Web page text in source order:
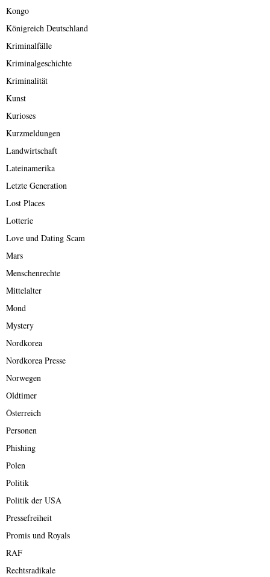
Kongo
Königreich Deutschland
Kriminalfälle
Kriminalgeschichte
Kriminalität
Kunst
Kurioses
Kurzmeldungen
Landwirtschaft
Lateinamerika
Letzte Generation
Lost Places
Lotterie
Love und Dating Scam
Mars
Menschenrechte
Mittelalter
Mond
Mystery
Nordkorea
Nordkorea Presse
Norwegen
Oldtimer
Österreich
Personen
Phishing
Polen
Politik
Politik der USA
Pressefreiheit
Promis und Royals
RAF
Rechtsradikale